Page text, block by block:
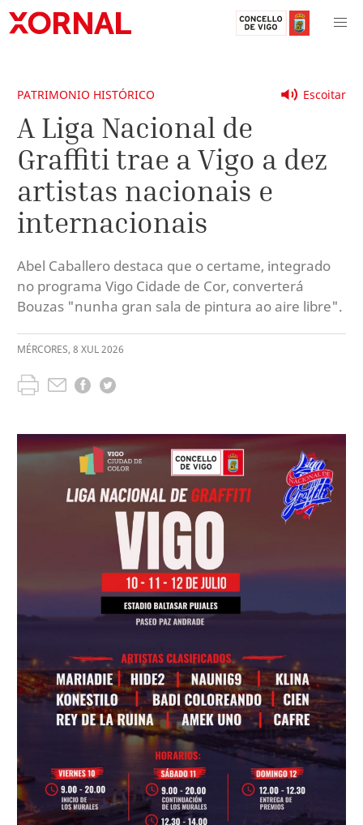
Escoitar
PATRIMONIO HISTÓRICO
A Liga Nacional de
Graffiti trae a Vigo a dez
artistas nacionais e
internacionais
Abel Caballero destaca que o certame, integrado
no programa Vigo Cidade de Cor, converterá
Bouzas "nunha gran sala de pintura ao aire libre".
MÉRCORES, 8 XUL2026